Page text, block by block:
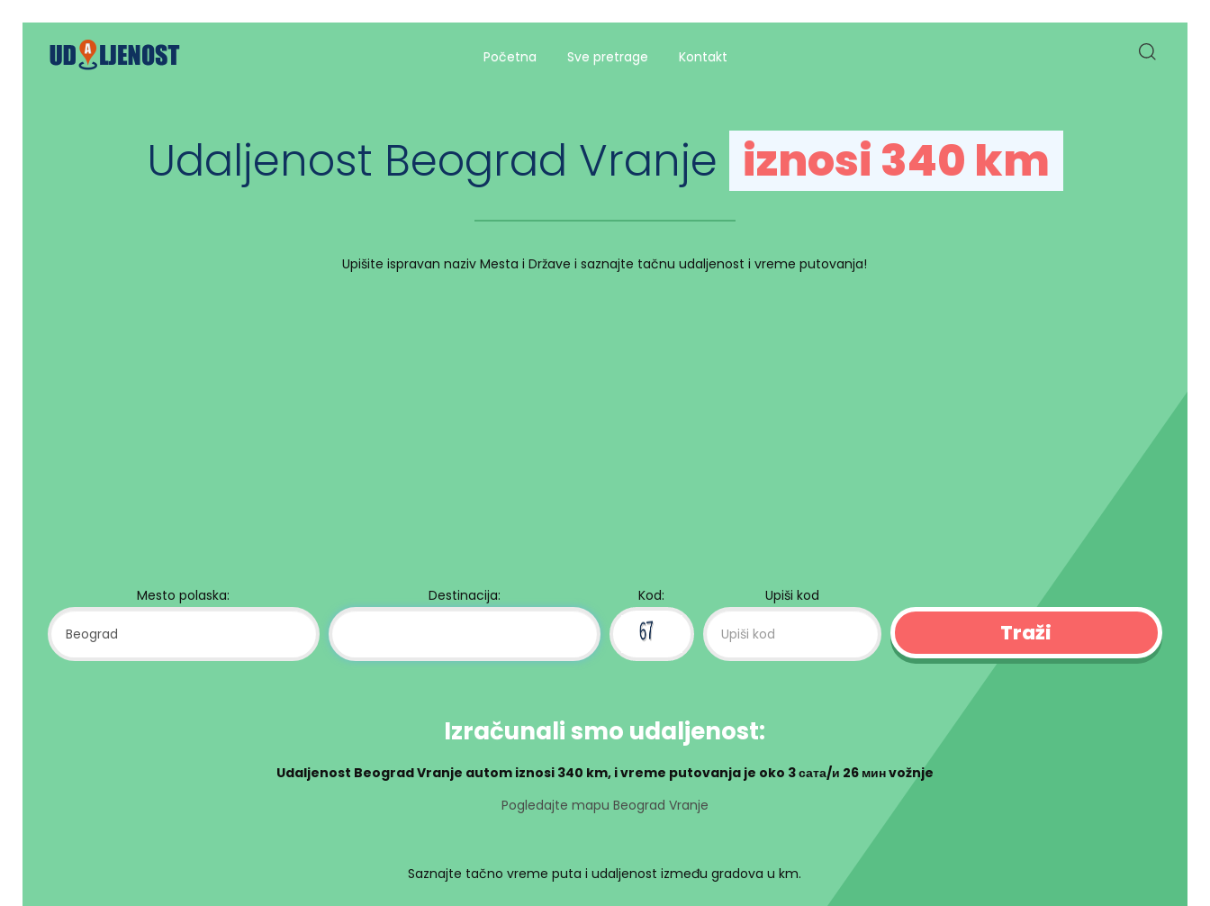
Početna Sve pretrage Kontakt
Udaljenost Beograd Vranje iznosi 340 km
Upišite ispravan naziv Mesta i Države i saznajte tačnu udaljenost i vreme putovanja!
Mesto polaska: Destinacija: Kod: Upiši kod
Izračunali smo udaljenost:
Udaljenost Beograd Vranje autom iznosi 340 km, i vreme putovanja je oko 3 сата/и 26 минvožnje
Pogledajte mapu Beograd Vranje
Saznajte tačno vreme puta i udaljenost između gradova u km.